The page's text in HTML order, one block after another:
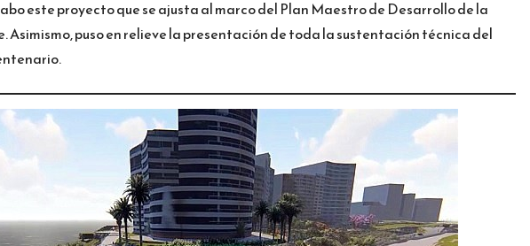
este proyecto que se ajusta al marco del Plan Maestro de Desarrollo de la
Asimismo, puso en relieve la presentación de toda la sustentación técnica del